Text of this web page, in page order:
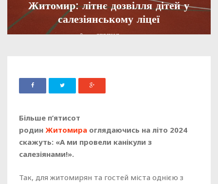
Житомир: літнє дозвілля дітей у
салезіянському ліцеї
ADMIN 31 СЕРПНЯ, 2024 616
Більше п’ятисот
родин Житомира оглядаючись на літо 2024
скажуть: «А ми провели канікули з
салезіянами!».
Так, для житомирян та гостей міста однією з